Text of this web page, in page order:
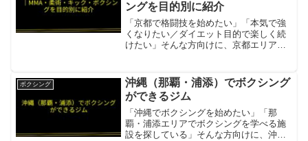
ングを目的別に紹介
「京都で格闘技を始めたい」「本気で強
くなりたい／ダイエット目的で楽しく続
けたい」そんな方向けに、京都エリアで
時間は変更されることがあるので、最終
確認は各ジムの案内をご...
ボクシング
沖縄（那覇・浦添）でボクシング
ができるジム
「沖縄でボクシングを始めたい」「那
覇・浦添エリアでボクシングを学べる施
設を探している」そんな方向けに、沖縄